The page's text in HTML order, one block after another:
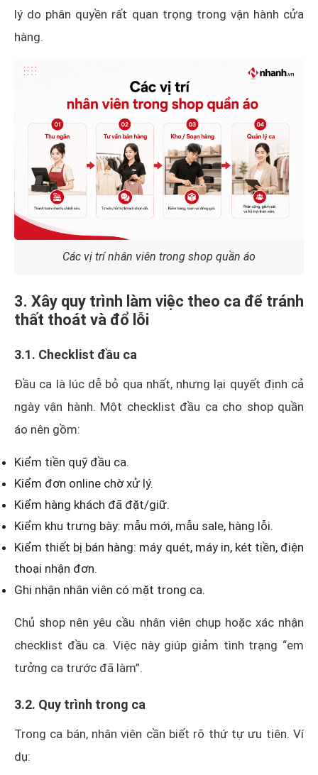
lý do phân quyền rất quan trọng trong vận hành cửa
hàng.
Các vị trí nhân viên trong shop quần áo
3. Xây quy trình làm việc theo ca để tránh
thất thoát và đổ lỗi
3.1. Checklist đầu ca
Đầu ca là lúc dễ bỏ qua nhất, nhưng lại quyết định cả
ngày vận hành. Một checklist đầu ca cho shop quần
áo nên gồm:
Kiểm tiền quỹ đầu ca.
Kiểm đơn online chờ xử lý.
Kiểm hàng khách đã đặt/giữ.
Kiểm khu trưng bày: mẫu mới, mẫu sale, hàng lỗi.
Kiểm thiết bị bán hàng: máy quét, máy in, két tiền, điện
thoại nhận đơn.
Ghi nhận nhân viên có mặt trong ca.
Chủ shop nên yêu cầu nhân viên chụp hoặc xác nhận
checklist đầu ca. Việc này giúp giảm tình trạng “em
tưởng ca trước đã làm”.
3.2. Quy trình trong ca
Trong ca bán, nhân viên cần biết rõ thứ tự ưu tiên. Ví
dụ: